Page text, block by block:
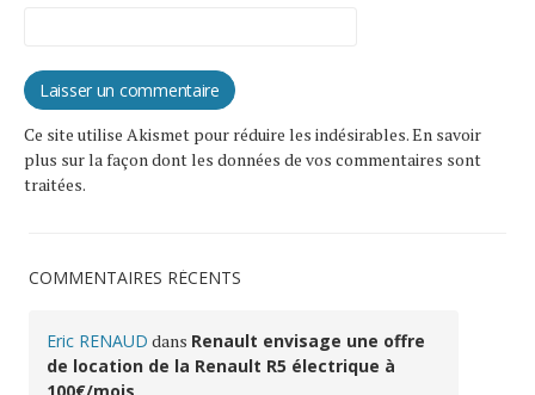
Ce site utilise Akismet pour réduire les indésirables.En savoir
plus sur la façon dont les données de vos commentaires sont
traitées.
COMMENTAIRES RÉCENTS
Eric RENAUD dans Renault envisage une offre
de location de la Renault R5 électrique à